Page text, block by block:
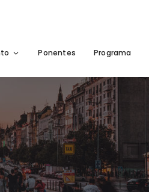
Ponentes Programa